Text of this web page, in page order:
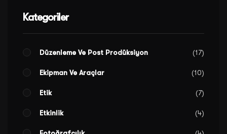
Kategoriler
Düzenleme Ve Post Prodüksiyon 17
Ekipman Ve Araçlar 10
Etik 7
Etkinlik 4